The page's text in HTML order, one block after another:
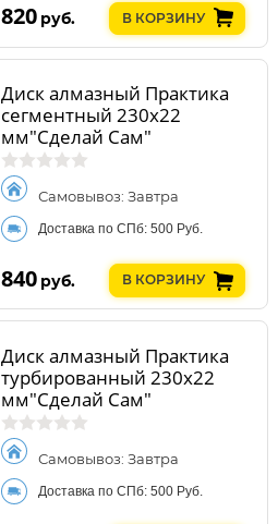
820 руб. В КОРЗИНУ
Диск алмазный Практика
сегментный 230х22
мм"Сделай Сам"
Самовывоз: Завтра
Доставка по СПб: 500 Руб.
840 руб. В КОРЗИНУ
Диск алмазный Практика
турбированный 230х22
мм"Сделай Сам"
Самовывоз: Завтра
Доставка по СПб: 500 Руб.